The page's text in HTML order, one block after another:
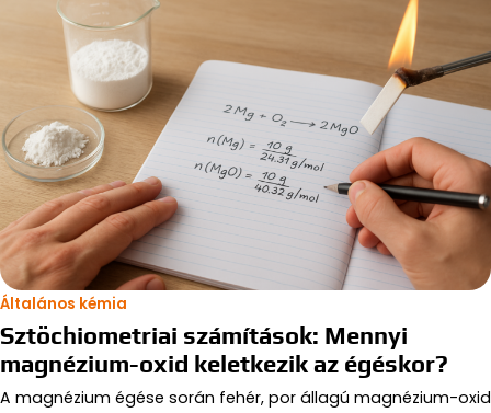
Általános kémia
Sztöchiometriai számítások: Mennyi
magnézium-oxid keletkezik az égéskor?
A magnézium égése során fehér, por állagú magnézium-oxid